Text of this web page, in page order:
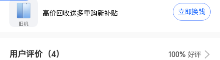
旧机
高价回收送多重购新补贴 立即换钱
用户评价 （4） 100% 好评